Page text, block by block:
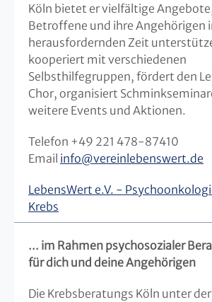
Köln bietet er vielfältige
Betroffene und ihre Angehörigen
herausfordernden Zeit
kooperiert mit verschiedenen
Selbsthilfegruppen, fördert den
Chor, organisiert
weitere Events und Aktionen.
Telefon +49 221 478-87410
Email info@vereinlebenswert.de
LebensWert e.V. -
Krebs
... im Rahmen psychosozialer
für dich und deine Angehörigen
Die Krebsberatungs Köln unter